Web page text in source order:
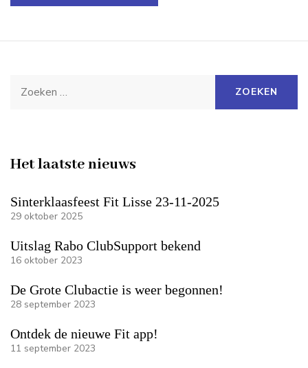
Zoeken
Het laatste nieuws
Sinterklaasfeest Fit Lisse 23-11-2025
29 oktober 2025
Uitslag Rabo ClubSupport bekend
16 oktober 2023
De Grote Clubactie is weer begonnen!
28 september 2023
Ontdek de nieuwe Fit app!
11 september 2023